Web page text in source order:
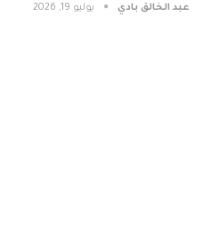
عبد الخالق بادي يوليو 19, 2026